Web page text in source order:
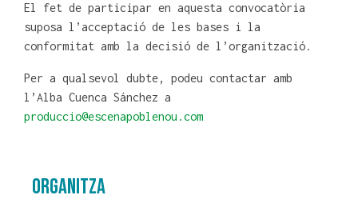
El fet de participar en aquesta convocatòria
suposa l’acceptació de les bases i la
conformitat amb la decisió de l’organització.
Per a qualsevol dubte, podeu contactar amb
l’Alba Cuenca Sánchez a
produccio@escenapoblenou.com
Organitza